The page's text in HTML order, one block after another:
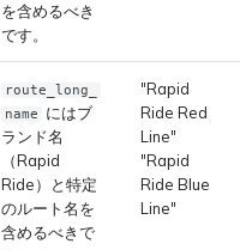
を含めるべき
です。
route_long_
name
にはブ
ランド名
（Rapid
Ride）と特定
のルート名を
含めるべきで
"Rapid
Ride Red
Line"
"Rapid
Ride Blue
Line"